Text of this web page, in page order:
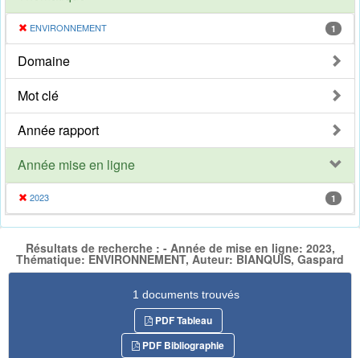
ENVIRONNEMENT 1
Domaine
Mot clé
Année rapport
Année mise en ligne
2023 1
Résultats de recherche : - Année de mise en ligne: 2023,
Thématique: ENVIRONNEMENT, Auteur: BIANQUIS, Gaspard
1 documents trouvés
PDF Tableau
PDF Bibliographie